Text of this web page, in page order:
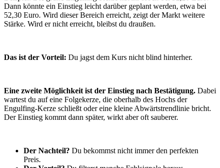
Dann könnte ein Einstieg leicht darüber geplant werden, etwa bei
52,30 Euro. Wird dieser Bereich erreicht, zeigt der Markt weitere
Stärke. Wird er nicht erreicht, bleibst du draußen.
Das ist der Vorteil: Du jagst dem Kurs nicht blind hinterher.
Eine zweite Möglichkeit ist der Einstieg nach Bestätigung. Dabei
wartest du auf eine Folgekerze, die oberhalb des Hochs der
Engulfing-Kerze schließt oder eine kleine Abwärtstrendlinie bricht.
Der Einstieg kommt dann später, wirkt aber oft sauberer.
Der Nachteil? Du bekommst nicht immer den perfekten
Preis.